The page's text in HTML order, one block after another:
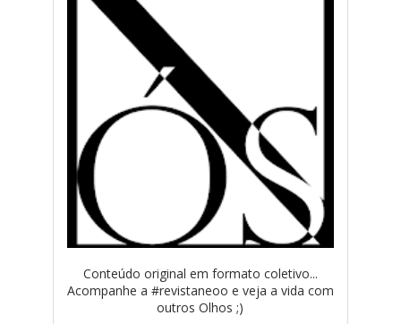
Conteúdo original em formato coletivo...
Acompanhe a #revistaneoo e veja a vida com
outros Olhos ;)